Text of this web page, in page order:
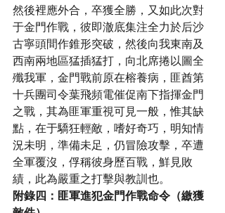
然後裡應外合，卒獲全勝，又如此次對
于金門作戰，彼即澈底集注全力於后沙
古寧頭間作錐形突破，然後向我東南及
西南兩地區猛插猛打，向北席捲以圖全
殲我軍，金門戰前原在榕養病，匪酋第
十兵團司令葉飛頻電催促南下指揮金門
之戰，其為匪軍重視可見一般，惟其缺
點，在于驕狂輕敵，嗜好奇巧，明知情
況未明，準備未足，仍冒險攻擊，卒遭
全軍覆沒，俘稱彼身歷百戰，鮮見敗
績，此為嚴重之打擊與教訓也。
附錄四：匪軍進犯金門作戰命令（繳獲